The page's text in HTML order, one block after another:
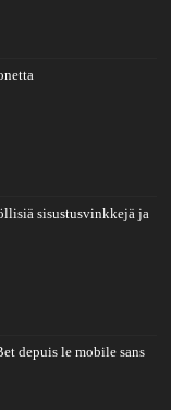
sisustusvinkkejä ja
depuis le mobile sans